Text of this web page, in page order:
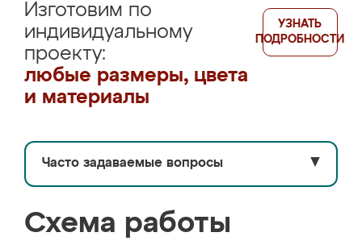
Изготовим по
индивидуальному
проекту:
любые размеры, цвета
и материалы
УЗНАТЬ
ПОДРОБНОСТИ
Часто задаваемые вопросы ▼
Схема работы